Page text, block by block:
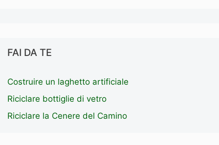
FAI DA TE
Costruire un laghetto artificiale
Riciclare bottiglie di vetro
Riciclare la Cenere del Camino